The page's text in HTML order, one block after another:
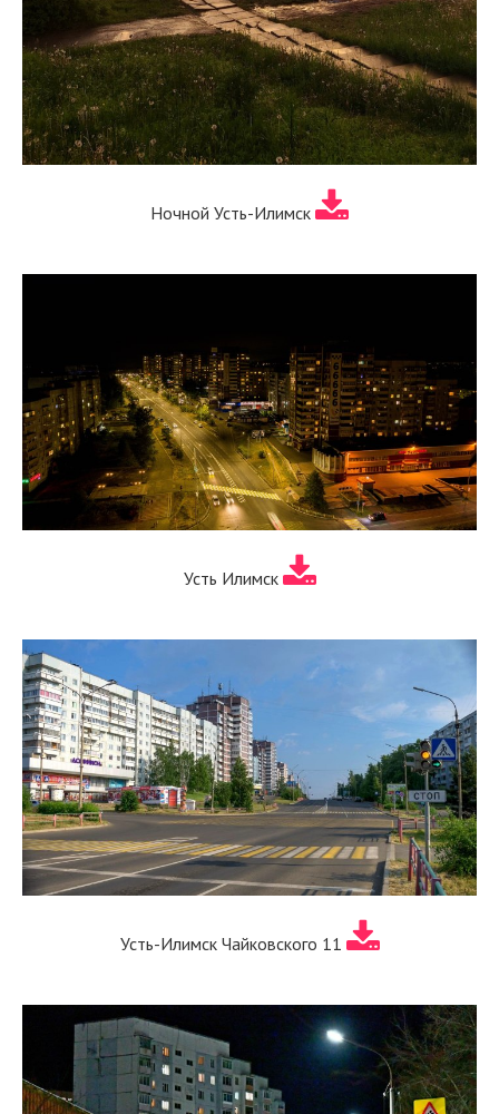
Ночной Усть-Илимск
Усть Илимск
Усть-Илимск Чайковского 11